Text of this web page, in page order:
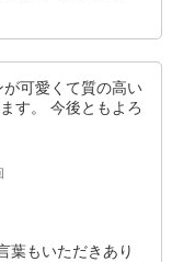
可愛くて質の高い
す。 今後ともよろ
葉もいただきあり